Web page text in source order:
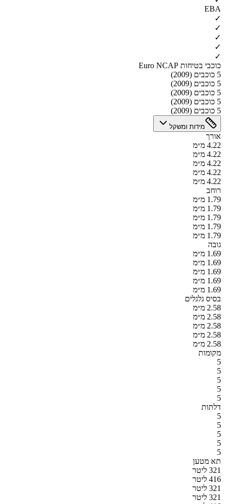
EBA
✓
✓
✓
✓
✓
כוכבי בטיחות Euro NCAP
5 כוכבים (2009)
5 כוכבים (2009)
5 כוכבים (2009)
5 כוכבים (2009)
5 כוכבים (2009)
מידות ומשקל
אורך
4.22 מ״מ
4.22 מ״מ
4.22 מ״מ
4.22 מ״מ
4.22 מ״מ
רוחב
1.79 מ״מ
1.79 מ״מ
1.79 מ״מ
1.79 מ״מ
1.79 מ״מ
גובה
1.69 מ״מ
1.69 מ״מ
1.69 מ״מ
1.69 מ״מ
1.69 מ״מ
בסיס גלגלים
2.58 מ״מ
2.58 מ״מ
2.58 מ״מ
2.58 מ״מ
2.58 מ״מ
מקומות
5
5
5
5
5
דלתות
5
5
5
5
5
תא מטען
321 ליטר
416 ליטר
321 ליטר
321 ליטר